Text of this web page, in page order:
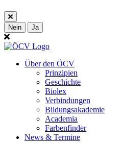
Nein Ja
Über den ÖCV
Prinzipien
Geschichte
Biolex
Verbindungen
Bildungsakademie
Academia
Farbenfinder
News & Termine